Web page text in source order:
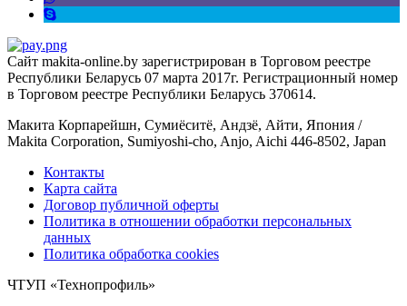
Сайт makita-online.by зарегистрирован в Торговом реестре
Республики Беларусь 07 марта 2017г. Регистрационный номер
в Торговом реестре Республики Беларусь 370614.
Макита Корпарейшн, Сумиёситё, Андзё, Айти, Япония /
Makita Corporation, Sumiyoshi-cho, Anjo, Aichi 446-8502, Japan
Контакты
Карта сайта
Договор публичной оферты
Политика в отношении обработки персональных
данных
Политика обработка cookies
ЧТУП «Технопрофиль»